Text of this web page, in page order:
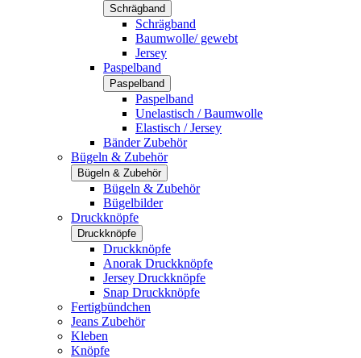
Schrägband
Schrägband
Baumwolle/ gewebt
Jersey
Paspelband
Paspelband
Paspelband
Unelastisch / Baumwolle
Elastisch / Jersey
Bänder Zubehör
Bügeln & Zubehör
Bügeln & Zubehör
Bügeln & Zubehör
Bügelbilder
Druckknöpfe
Druckknöpfe
Druckknöpfe
Anorak Druckknöpfe
Jersey Druckknöpfe
Snap Druckknöpfe
Fertigbündchen
Jeans Zubehör
Kleben
Knöpfe